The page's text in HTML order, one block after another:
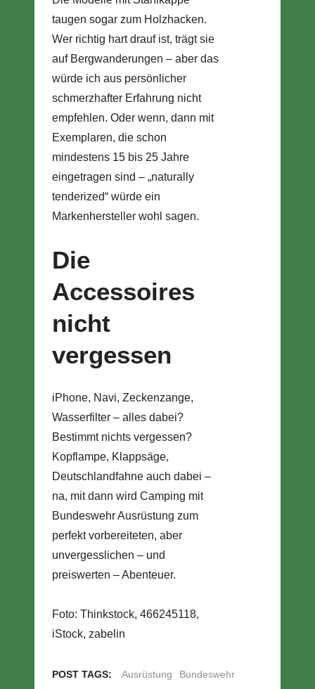
taugen sogar zum Holzhacken.
Wer richtig hart drauf ist, trägt sie
auf Bergwanderungen – aber das
würde ich aus persönlicher
schmerzhafter Erfahrung nicht
empfehlen. Oder wenn, dann mit
Exemplaren, die schon
mindestens 15 bis 25 Jahre
eingetragen sind – „naturally
tenderized“ würde ein
Markenhersteller wohl sagen.
Die
Accessoires
nicht
vergessen
iPhone, Navi, Zeckenzange,
Wasserfilter – alles dabei?
Bestimmt nichts vergessen?
Kopflampe, Klappsäge,
Deutschlandfahne auch dabei –
na, mit dann wird Camping mit
Bundeswehr Ausrüstung zum
perfekt vorbereiteten, aber
unvergesslichen – und
preiswerten – Abenteuer.
Foto: Thinkstock, 466245118,
iStock, zabelin
POST TAGS: Ausrüstung Bundeswehr